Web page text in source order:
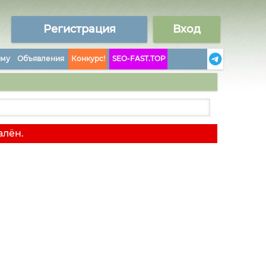
Регистрация Вход
Объявления Конкурс! SEO-FAST.TOP